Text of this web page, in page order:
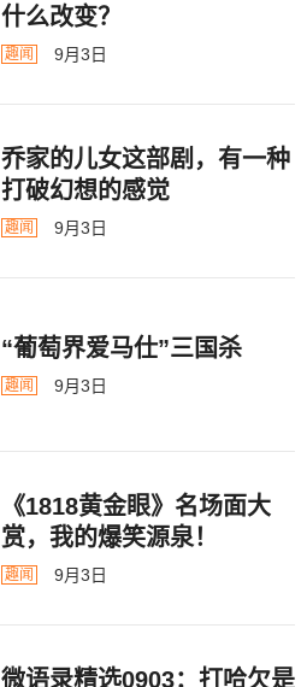
什么改变？
趣闻 9月3日
乔家的儿女这部剧，有一种
打破幻想的感觉
趣闻 9月3日
“葡萄界爱马仕”三国杀
趣闻 9月3日
《1818黄金眼》名场面大
赏，我的爆笑源泉！
趣闻 9月3日
微语录精选0903：打哈欠是